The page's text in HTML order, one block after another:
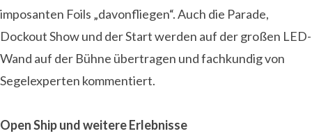
imposanten Foils „davonfliegen“. Auch die Parade,
Dockout Show und der Start werden auf der großen LED-
Wand auf der Bühne übertragen und fachkundig von
Segelexperten kommentiert.
Open Ship und weitere Erlebnisse